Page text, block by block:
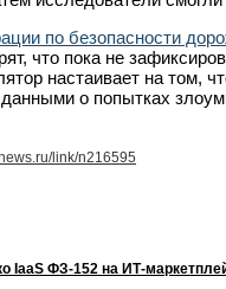
по безопасности
что пока не
настаивает на том,
о попытках
link/n216595
IaaS ФЗ-152 на ИТ-